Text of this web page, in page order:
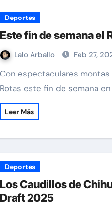
Deportes
Este fin de semana el
Lalo Arballo Feb 27,
Con espectaculares montas regresa el tradicional rodeo de Botas
Rotas este fin de semana en
Leer Más
Deportes
Los Caudillos de
Draft 2025